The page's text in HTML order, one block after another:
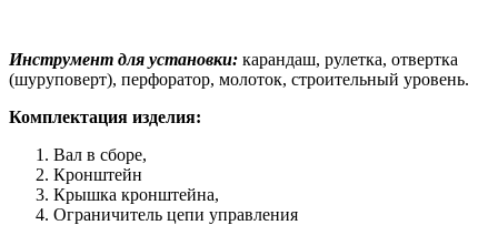
Инструмент для установки: карандаш, рулетка, отвертка
(шуруповерт), перфоратор, молоток, строительный уровень.
Комплектация изделия:
Вал в сборе,
Кронштейн
Крышка кронштейна,
Ограничитель цепи управления